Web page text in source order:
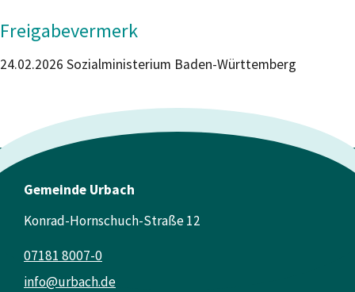
Freigabevermerk
24.02.2026 Sozialministerium Baden-Württemberg
Gemeinde Urbach
Konrad-Hornschuch-Straße 12
info@urbach.de
07181 8007-0